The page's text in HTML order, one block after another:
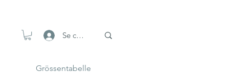
Se connecter
Grössentabelle